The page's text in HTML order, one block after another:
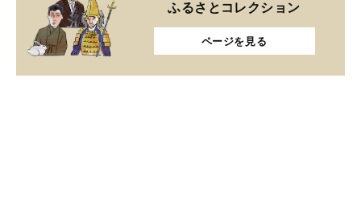
ふるさとコレクション
ページを見る